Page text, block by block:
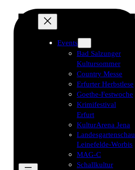
Events
Bad Salzunger
Kultursommer
Country Messe
Erfurter Herbstlese
Goethe-Festwoche
Krimifestival
Erfurt
KulturArena Jena
Landesgartenschau
Leinefelde-Worbis
MAG-C
Schallkultur